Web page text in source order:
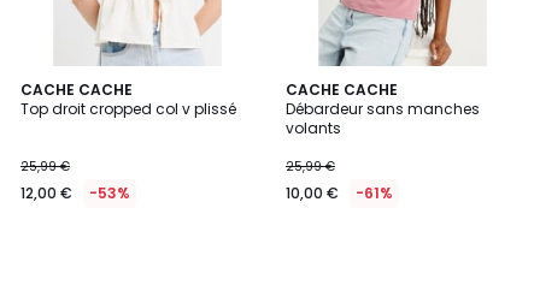
CACHE CACHE
Top droit cropped col v plissé
25,99 €
12,00 € -53%
CACHE CACHE
Débardeur sans manches
volants
25,99 €
10,00 € -61%